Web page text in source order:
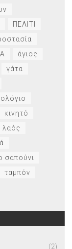
ΠΕΛΙΤΙ
άγιος
γάτα
κινητό
λαός
σαπούνι
ταμπόν
(2)